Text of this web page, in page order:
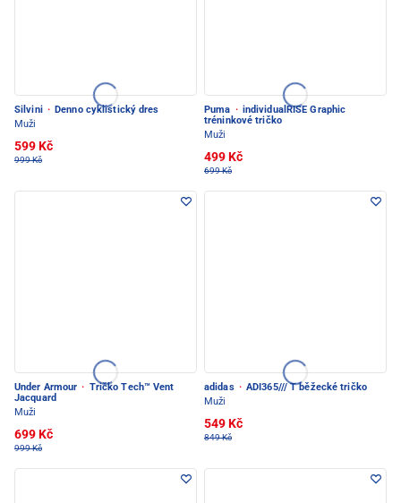
Silvini · Denno cyklistický dres
Muži
599 Kč
999 Kč
Puma · individualRISE Graphic
tréninkové tričko
Muži
499 Kč
699 Kč
Under Armour · Tričko Tech™ Vent
Jacquard
Muži
699 Kč
999 Kč
adidas · ADI365/// T běžecké tričko
Muži
549 Kč
849 Kč